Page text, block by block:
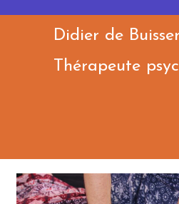
Didier de
Thérapeute